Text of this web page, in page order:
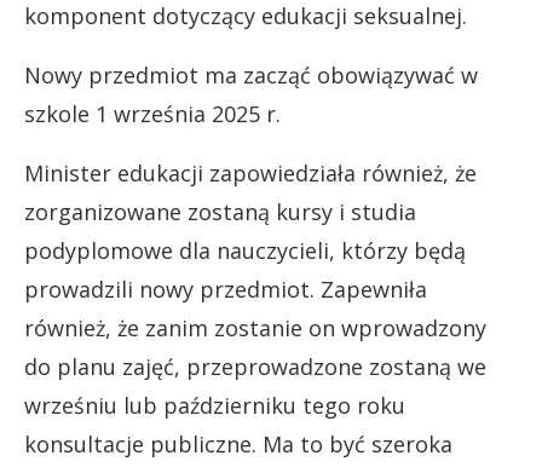
komponent dotyczący edukacji seksualnej.
Nowy przedmiot ma zacząć obowiązywać w
szkole 1 września 2025 r.
Minister edukacji zapowiedziała również, że
zorganizowane zostaną kursy i studia
podyplomowe dla nauczycieli, którzy będą
prowadzili nowy przedmiot. Zapewniła
również, że zanim zostanie on wprowadzony
do planu zajęć, przeprowadzone zostaną we
wrześniu lub październiku tego roku
konsultacje publiczne. Ma to być szeroka